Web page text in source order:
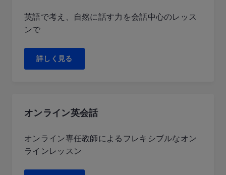
英語で考え、自然に話す力を会話中心のレッス
ンで
詳しく見る
オンライン英会話
オンライン専任教師によるフレキシブルなオン
ラインレッスン